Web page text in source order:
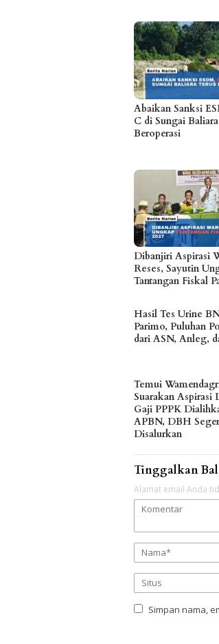
Abaikan Sanksi
C di Sungai
Beroperasi
Dibanjiri Aspirasi
Reses, Sayutin
Tantangan Fiskal
Hasil Tes Urine
Parimo, Puluhan
dari ASN, Anleg,
Temui
Suarakan Aspirasi
Gaji PPPK
APBN, DBH
Disalurkan
Tinggalkan
Alamat email Anda
Simpan nama,